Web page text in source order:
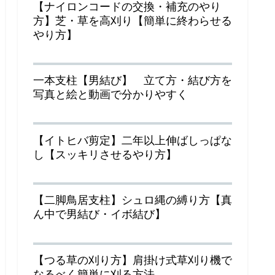
【ナイロンコードの交換・補充のやり
方】芝・草を高刈り【簡単に終わらせる
やり方】
一本支柱【男結び】 立て方・結び方を
写真と絵と動画で分かりやすく
【イトヒバ剪定】二年以上伸ばしっぱな
し【スッキリさせるやり方】
【二脚鳥居支柱】シュロ縄の縛り方【真
ん中で男結び・イボ結び】
【つる草の刈り方】肩掛け式草刈り機で